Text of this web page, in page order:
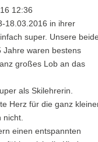
12:36
18.03.2016 in ihrer
super. Unsere
Jahre waren bestens
großes Lob an das
als Skilehrerin.
Herz für die ganz
nicht.
einen entspannten